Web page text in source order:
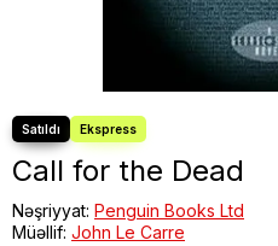
Call for the Dead
Nəşriyyat: Penguin Books Ltd
Müəllif: John Le Carre